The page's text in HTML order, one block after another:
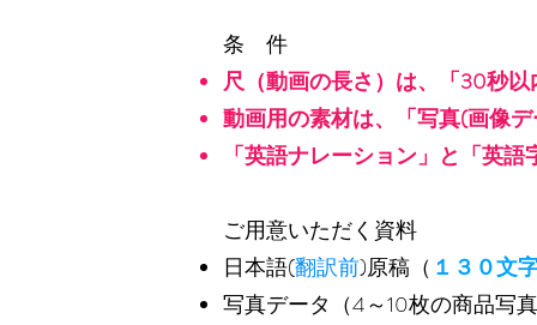
条 件
尺（動画の長さ）は、「30秒以
動画用の素材は、「写真(画像
「英語ナレーション」と「英
ご用意いただく資料
日本語(翻訳前)原稿（ １３０文
写真データ（4～10枚の商品写